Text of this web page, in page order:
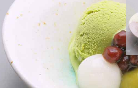
茶白玉小豆